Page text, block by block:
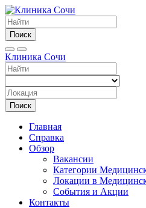
Поиск
Клиника Сочи
Поиск
Главная
Справка
Обзор
Вакансии
Категории
Локации в
События и Акции
Контакты